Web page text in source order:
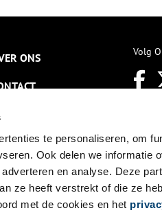
te personaliseren, om
Ook delen we informatie
en analyse. Deze
ze heeft verstrekt of die ze
met de cookies en het
ONS Volg